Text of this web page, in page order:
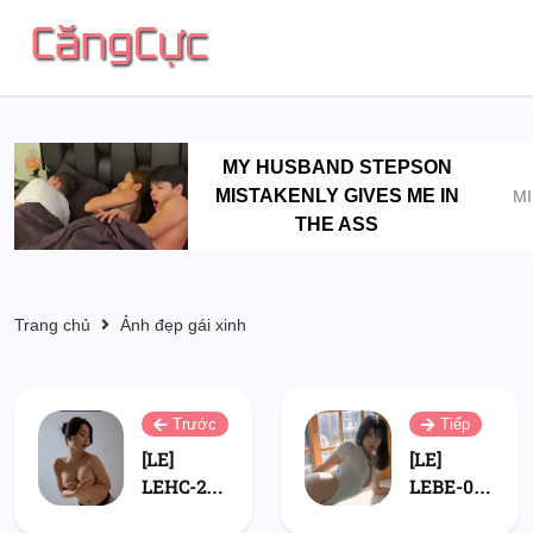
MY HUSBAND STEPSON
MISTAKENLY GIVES ME IN
THE ASS
Trang chủ Ảnh đẹp gái xinh
Trước
[LE]
LEHC-249
Tiếp
[LE]
LEBE-080